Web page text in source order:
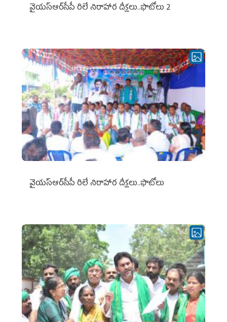
వైయ‌స్ఆర్‌సీపీ రిలే నిరాహార దీక్షలు..ఫొటోలు 2
వైయ‌స్ఆర్‌సీపీ రిలే నిరాహార దీక్షలు..ఫొటోలు